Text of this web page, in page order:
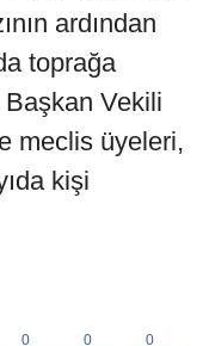
ardından
toprağa
Vekili
meclis üyeleri,
kişi